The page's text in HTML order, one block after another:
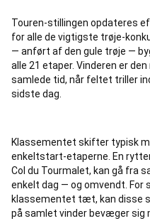
Touren-stillingen opdateres
for alle de vigtigste trøje-
— anført af den gule trøje —
alle 21 etaper. Vinderen er
samlede tid, når feltet triller
sidste dag.
Klassementet skifter typisk
enkeltstart-etaperne. En
Col du Tourmalet, kan gå fra
enkelt dag — og omvendt. For
klassementet tæt, kan disse
på samlet vinder bevæger sig